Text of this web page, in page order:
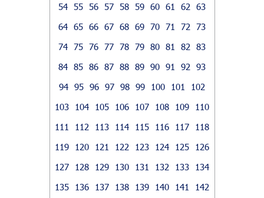
54 55 56 57 58 59 60 61 62
63
64 65 66 67 68 69 70 71 72
73
74 75 76 77 78 79 80 81 82
83
84 85 86 87 88 89 90 91 92
93
94 95 96 97 98 99 100 101
102
103
104 105 106 107 108 109
110
111
112 113 114 115 116 117
118
119
120 121 122 123 124 125
126
127
128 129 130 131 132 133
134
135
136 137 138 139 140 141
142